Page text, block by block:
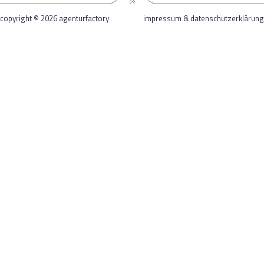
copyright © 2026 agenturfactory impressum & datenschutzerklärung